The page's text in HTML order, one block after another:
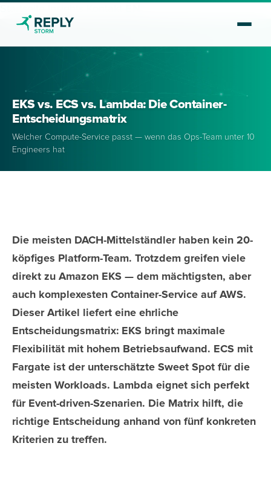
EKS vs. ECS vs. Lambda: Die Container-
Entscheidungsmatrix
Welcher Compute-Service passt — wenn das Ops-Team unter 10
Engineers hat
Die meisten DACH-Mittelständler haben kein 20-
köpfiges Platform-Team. Trotzdem greifen viele
direkt zu Amazon EKS — dem mächtigsten, aber
auch komplexesten Container-Service auf AWS.
Dieser Artikel liefert eine ehrliche
Entscheidungsmatrix: EKS bringt maximale
Flexibilität mit hohem Betriebsaufwand. ECS mit
Fargate ist der unterschätzte Sweet Spot für die
meisten Workloads. Lambda eignet sich perfekt
für Event-driven-Szenarien. Die Matrix hilft, die
richtige Entscheidung anhand von fünf konkreten
Kriterien zu treffen.